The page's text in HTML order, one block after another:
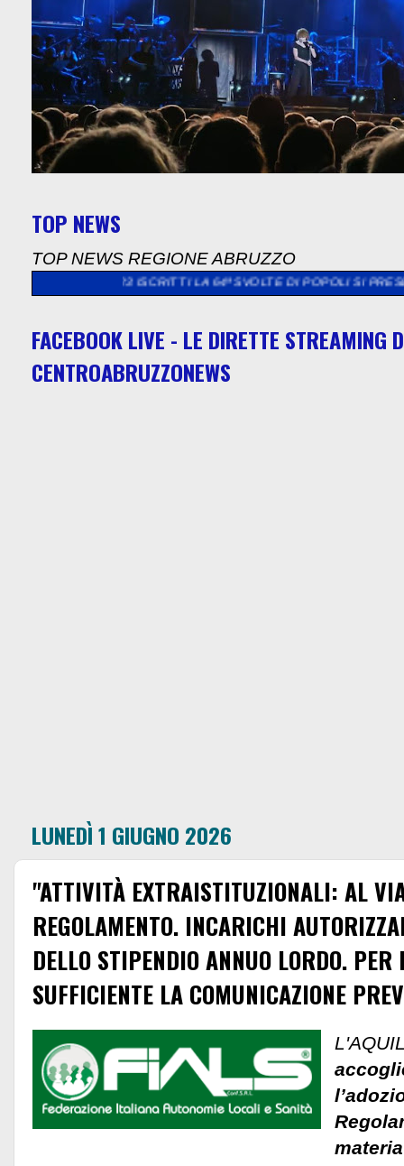
TOP NEWS
TOP NEWS REGIONE ABRUZZO
123 ISCRITTI LA 64ª SVOLTE DI POPOLI SI PRESENTA >>
FACEBOOK LIVE - LE DIRETTE STREAMING
CENTROABRUZZONEWS
LUNEDÌ 1 GIUGNO 2026
"ATTIVITÀ EXTRAISTITUZIONALI: AL
REGOLAMENTO. INCARICHI
DELLO STIPENDIO ANNUO LORDO.
SUFFICIENTE LA COMUNICAZIONE